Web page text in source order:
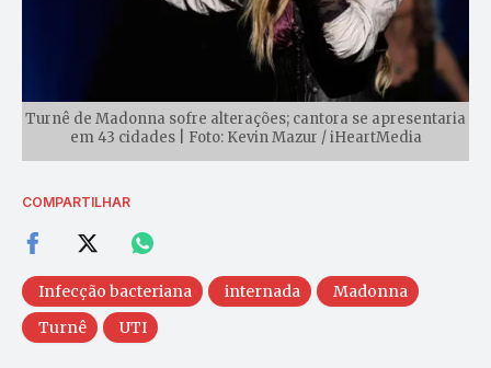
Turnê de Madonna sofre alterações; cantora se apresentaria
em 43 cidades | Foto: Kevin Mazur / iHeartMedia
COMPARTILHAR
Infecção bacteriana internada
Madonna
Turnê
UTI